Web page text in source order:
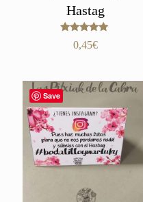
Hastag
Valorado
con
0,45€
Save